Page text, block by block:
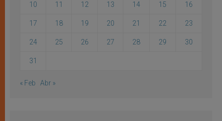
10 11 12 13 14 15 16
17 18 19 20 21 22 23
24 25 26 27 28 29 30
31
« Feb Abr »